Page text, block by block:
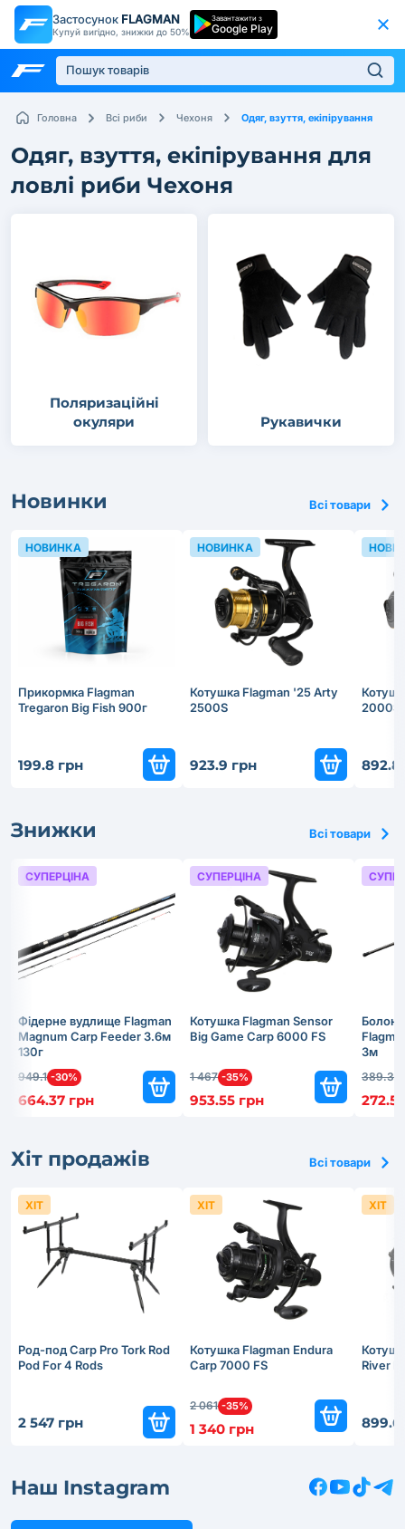
Застосунок FLAGMAN
Купуй вигідно, знижки до 50%
Завантажити з
Google Play
Головна Всі риби Чехоня Одяг, взуття, екіпірування
Одяг, взуття, екіпірування для
ловлі риби Чехоня
Поляризаційні
окуляри
Рукавички
Новинки Всі товари
Прикормка Flagman
Tregaron Big Fish 900г
199.8 грн
НОВИНКА
Котушка Flagman '25 Arty
2500S
923.9 грн
НОВИНКА
2000S
892.8
Знижки Всі товари
Фідерне вудлище Flagman
Magnum Carp Feeder 3.6м
130г
949.1 -30%
664.37 грн
СУПЕРЦІНА
Котушка Flagman Sensor
Big Game Carp 6000 FS
1 467 -35%
953.55 грн
СУПЕРЦІНА
3м
389.3
Хіт продажів Всі товари
Род-под Carp Pro Tork Rod
Pod For 4 Rods
2 547 грн
ХІТ
Котушка Flagman Endura
Carp 7000 FS
2 061 -35%
1 340 грн
ХІТ
River
899.6
ХІТ
Наш Instagram